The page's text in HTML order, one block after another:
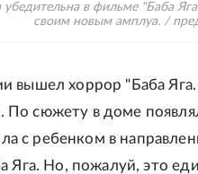
в фильме "Баба
своим новым амплуа. /
вышел хоррор "Баба
сюжету в доме
с ребенком в
Яга. Но, пожалуй, это